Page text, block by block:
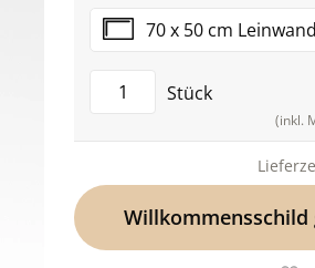
70 x 50 cm Leinwand
Stück
(inkl.
Willkommensschild